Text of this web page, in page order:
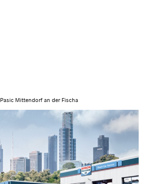
Pasic Mittendorf an der Fischa